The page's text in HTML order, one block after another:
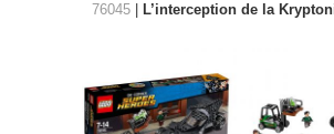
76045| L’interception de la